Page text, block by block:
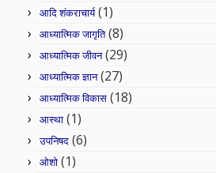
आदि शंकराचार्य(1)
आध्यात्मिक जागृति(8)
आध्यात्मिक जीवन(29)
आध्यात्मिक ज्ञान(27)
आध्यात्मिक विकास (18)
आस्था (1)
उपनिषद (6)
ओशो (1)